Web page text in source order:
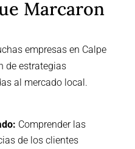
Marcaron
empresas en Calpe
de estrategias
al mercado local.
Comprender las
de los clientes